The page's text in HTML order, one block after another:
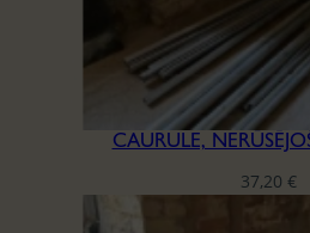
CAURULE,
37,20 €